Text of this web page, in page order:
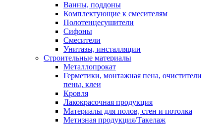
Ванны, поддоны
Комплектующие к смесителям
Полотенцесушители
Сифоны
Смесители
Унитазы, инсталляции
Строительные материалы
Металлопрокат
Герметики, монтажная пена, очистители
пены, клеи
Кровля
Лакокрасочная продукция
Материалы для полов, стен и потолка
Метизная продукция/Такелаж